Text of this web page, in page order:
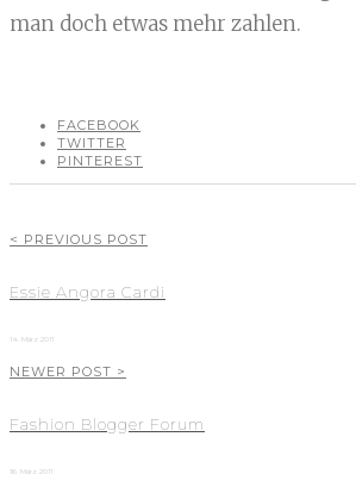
man doch etwas mehr zahlen.
FACEBOOK
TWITTER
PINTEREST
< PREVIOUS POST
Essie Angora Cardi
14. März 2011
NEWER POST >
Fashion Blogger Forum
16. März 2011